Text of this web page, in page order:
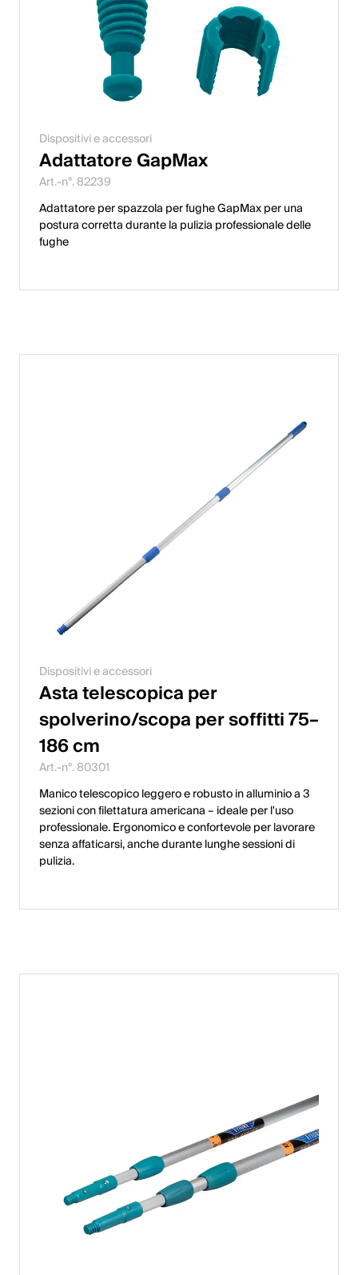
Svenska
English
Polonia
English
Dispositivi e accessori
Adattatore GapMax
Art.-n°. 82239
Adattatore per spazzola per fughe GapMax per una
postura corretta durante la pulizia professionale delle
fughe
Dispositivi e accessori
Asta telescopica per
spolverino/scopa per soffitti 75–
186 cm
Art.-n°. 80301
Manico telescopico leggero e robusto in alluminio a 3
sezioni con filettatura americana – ideale per l'uso
professionale. Ergonomico e confortevole per lavorare
senza affaticarsi, anche durante lunghe sessioni di
pulizia.